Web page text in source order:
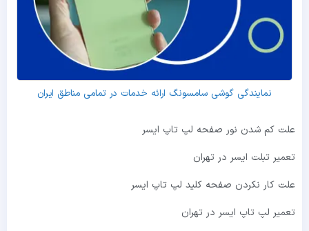
نمایندگی گوشی سامسونگ ارائه خدمات در تمامی مناطق ایران
علت کم شدن نور صفحه لپ تاپ ایسر
تعمیر تبلت ایسر در تهران
علت کار نکردن صفحه کلید لپ تاپ ایسر
تعمیر لپ تاپ ایسر در تهران